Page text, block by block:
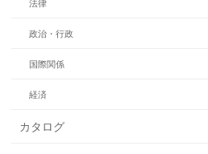
法律
政治・行政
国際関係
経済
カタログ